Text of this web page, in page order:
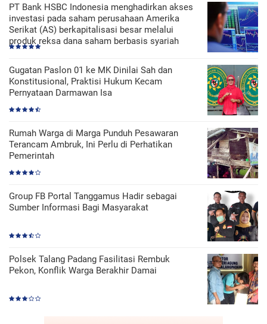
PT Bank HSBC Indonesia menghadirkan akses
investasi pada saham perusahaan Amerika
Serikat (AS) berkapitalisasi besar melalui
produk reksa dana saham berbasis syariah
Gugatan Paslon 01 ke MK Dinilai Sah dan
Konstitusional, Praktisi Hukum Kecam
Pernyataan Darmawan Isa
Rumah Warga di Marga Punduh Pesawaran
Terancam Ambruk, Ini Perlu di Perhatikan
Pemerintah
Group FB Portal Tanggamus Hadir sebagai
Sumber Informasi Bagi Masyarakat
Polsek Talang Padang Fasilitasi Rembuk
Pekon, Konflik Warga Berakhir Damai